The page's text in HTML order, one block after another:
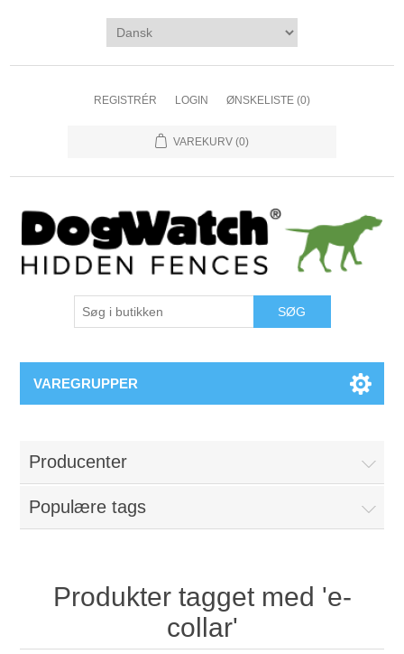
REGISTRÉR LOGIN ØNSKELISTE (0)
VAREKURV (0)
VAREGRUPPER
Producenter
Populære tags
Produkter tagget med 'e-
collar'